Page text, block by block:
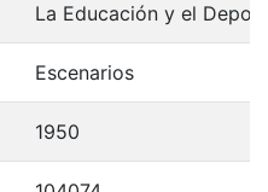
La Educación y el
Escenarios
1950